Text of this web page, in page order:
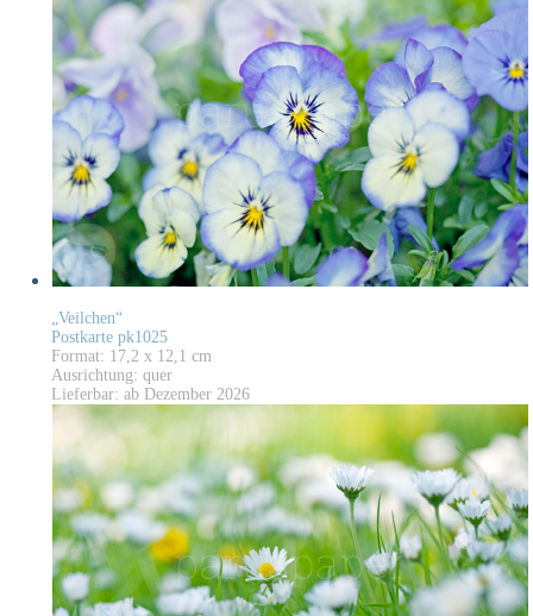
„Veilchen“
Postkarte pk1025
Format: 17,2 x 12,1 cm
Ausrichtung: quer
Lieferbar: ab Dezember 2026